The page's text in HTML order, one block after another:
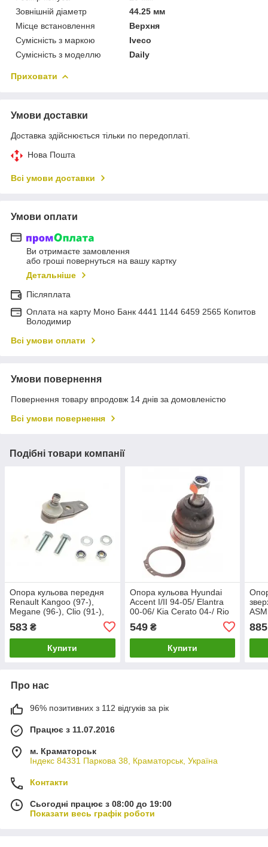
Зовнішній діаметр
44.25 мм
Місце встановлення
Верхня
Сумісність з маркою
Iveco
Сумісність з моделлю
Daily
Приховати
Умови доставки
Доставка здійснюється тільки по передоплаті.
Нова Пошта
Всі умови доставки
Умови оплати
Ви отримаєте замовлення
або гроші повернуться на вашу картку
Детальніше
Післяплата
Оплата на карту Моно Банк 4441 1144 6459 2565 Копитов
Володимир
Всі умови оплати
Умови повернення
Повернення товару впродовж 14 днів за домовленістю
Всі умови повернення
Подібні товари компанії
Опора кульова передня
Renault Kangoo (97-),
Megane (96-), Clio (91-),
10RN2001
583 ₴
Купити
Опора кульова Hyundai
Accent I/II 94-05/ Elantra
00-06/ Kia Cerato 04-/ Rio
10HY0500
549₴
Купити
885
Про нас
96% позитивних з 112 відгуків за рік
Працює з 11.07.2016
м. Краматорськ
Індекс 84331 Паркова 38, Краматорськ, Україна
Контакти
Сьогодні працює з 08:00 до 19:00
Показати весь графік роботи